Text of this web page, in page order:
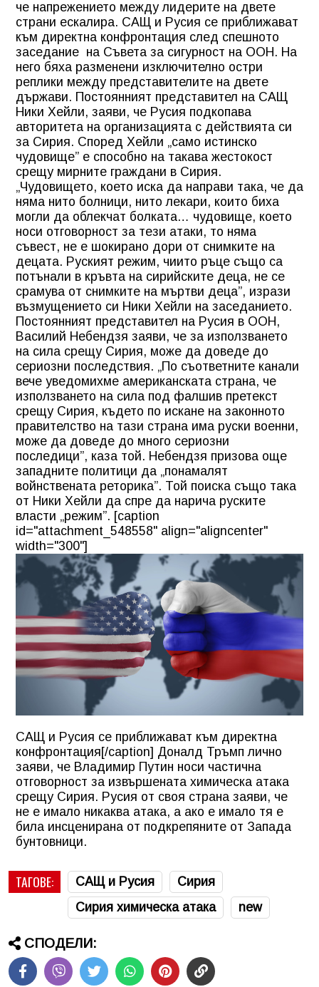
че напрежението между лидерите на двете
страни ескалира. САЩ и Русия се приближават
към директна конфронтация след спешното
заседание на Съвета за сигурност на ООН. На
него бяха разменени изключително остри
реплики между представителите на двете
държави. Постоянният представител на САЩ
Ники Хейли, заяви, че Русия подкопава
авторитета на организацията с действията си
за Сирия. Според Хейли „само истинско
чудовище” е способно на такава жестокост
срещу мирните граждани в Сирия.
„Чудовището, което иска да направи така, че да
няма нито болници, нито лекари, които биха
могли да облекчат болката… чудовище, което
носи отговорност за тези атаки, то няма
съвест, не е шокирано дори от снимките на
децата. Руският режим, чиито ръце също са
потънали в кръвта на сирийските деца, не се
срамува от снимките на мъртви деца”, изрази
възмущението си Ники Хейли на заседанието.
Постоянният представител на Русия в ООН,
Василий Небендзя заяви, че за използването
на сила срещу Сирия, може да доведе до
сериозни последствия. „По съответните канали
вече уведомихме американската страна, че
използването на сила под фалшив претекст
срещу Сирия, където по искане на законното
правителство на тази страна има руски военни,
може да доведе до много сериозни
последици”, каза той. Небендзя призова още
западните политици да „понамалят
войнствената реторика”. Той поиска също така
от Ники Хейли да спре да нарича руските
власти „режим”. [caption
id="attachment_548558" align="aligncenter"
width="300"]
САЩ и Русия се приближават към директна
конфронтация[/caption] Доналд Тръмп лично
заяви, че Владимир Путин носи частична
отговорност за извършената химическа атака
срещу Сирия. Русия от своя страна заяви, че
не е имало никаква атака, а ако е имало тя е
била инсценирана от подкрепяните от Запада
бунтовници.
ТАГОВЕ: САЩ и Русия
Сирия
Сирия химическа атака
new
СПОДЕЛИ: